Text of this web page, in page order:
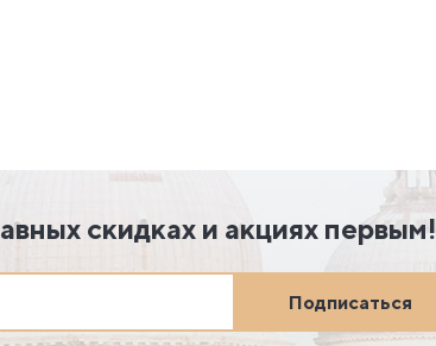
скидках и акциях первым!
Подписаться